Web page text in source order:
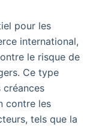
pour les
international,
le risque de
Ce type
créances
contre les
tels que la